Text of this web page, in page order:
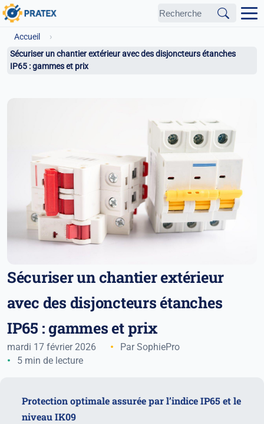
Accueil ›
Sécuriser un chantier extérieur avec des disjoncteurs étanches
IP65 : gammes et prix
Sécuriser un chantier extérieur
avec des disjoncteurs étanches
IP65 : gammes et prix
mardi 17 février 2026
Par SophiePro
5 min de lecture
Protection optimale assurée par l’indice IP65 et le
niveau IK09